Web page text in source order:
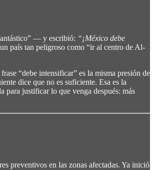
— y escribió: “¡México debe
país tan peligroso como “ir al centro de Al-
“debe intensificar” es la misma presión de
dice que no es suficiente. Esa es la
para justificar lo que venga después: más
preventivos en las zonas afectadas. Ya inició